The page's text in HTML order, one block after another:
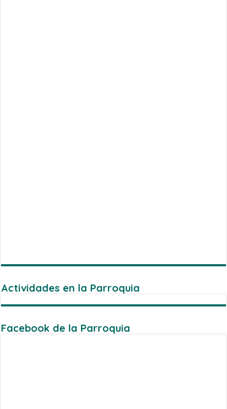
Actividades en la Parroquia
Facebook de la Parroquia